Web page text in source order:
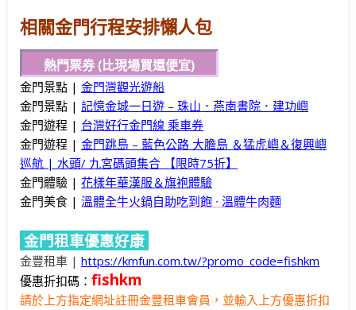
相關金門行程安排懶人包
熱門票券 (比現場買還便宜)
金門景點 | 金門灣觀光遊船
金門景點 | 記憶金城一日遊 – 珠山．燕南書院．建功嶼
金門遊程 | 台灣好行金門線 乘車券
金門遊程 | 金門跳島 – 藍色公路 大膽島 ＆猛虎嶼＆復興嶼
巡航 | 水頭/ 九宮碼頭集合 【限時75折】
金門體驗 | 花樣年華漢服＆旗袍體驗
金門美食 | 溫體全牛火鍋自助吃到飽 ∙ 溫體牛肉麵
金門租車優惠好康
金豐租車 | https://kmfun.com.tw/?promo_code=fishkm
優惠折扣碼： fishkm
請於上方指定網址註冊金豐租車會員，並輸入上方優惠折扣